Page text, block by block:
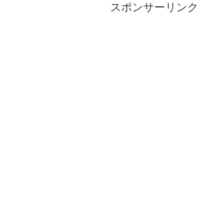
スポンサーリンク